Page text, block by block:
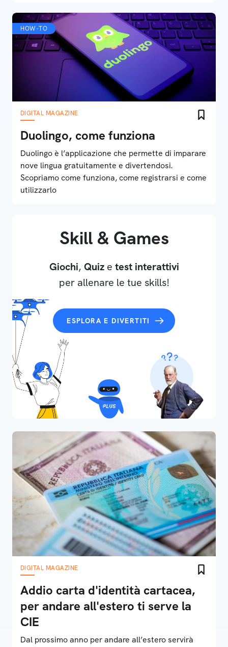
HOW-TO
DIGITAL MAGAZINE
Duolingo, come funziona
Duolingo è l’applicazione che permette di imparare
nove lingua gratuitamente e divertendosi.
Scopriamo come funziona, come registrarsi e come
utilizzarlo
Skill & Games
Giochi, Quize test interattivi
per allenare le tue skills!
ESPLORA E DIVERTITI
DIGITAL MAGAZINE
Addio carta d'identità cartacea,
per andare all'estero ti serve la
CIE
Dal prossimo anno per andare all’estero servirà